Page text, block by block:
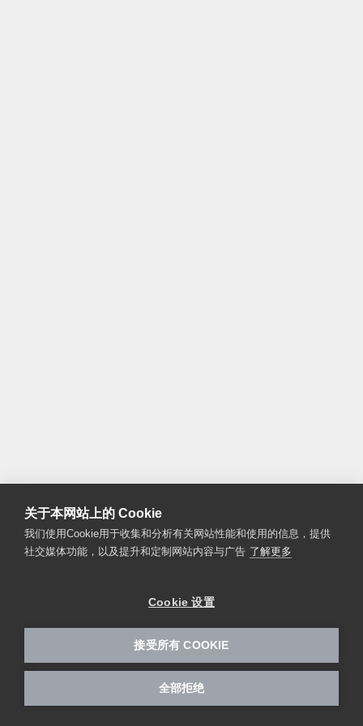
关于本网站上的 Cookie
我们使用Cookie用于收集和分析有关网站性能和使用的信息，提供
社交媒体功能，以及提升和定制网站内容与广告 了解更多
Cookie 设置
接受所有 COOKIE
全部拒绝